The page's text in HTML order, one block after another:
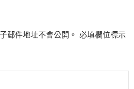
郵件地址不會公開。 必填欄位標示